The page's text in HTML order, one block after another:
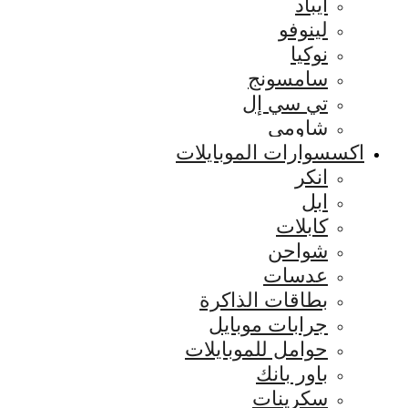
ايباد
لينوفو
نوكيا
سامسونج
تي سي إل
شاومي
اكسسوارات الموبايلات
انكر
ابل
كابلات
شواحن
عدسات
بطاقات الذاكرة
جرابات موبايل
حوامل للموبايلات
باور بانك
سكرينات